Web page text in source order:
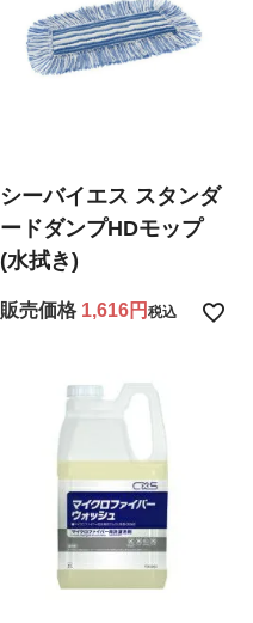
シーバイエス スタンダ
ードダンプHDモップ
(水拭き)
販売価格 1,616 税込